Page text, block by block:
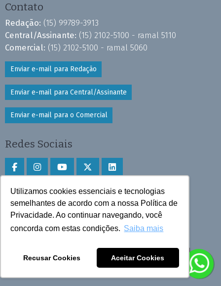
Utilizamos cookies essenciais e tecnologias
semelhantes de acordo com a nossa Política de
Privacidade. Ao continuar navegando, você
concorda com estas condições. Saiba mais
Recusar Cookies Aceitar Cookies
Contato
Redação: (15) 99789-3913
Central/Assinante: (15) 2102-5100 - ramal 5110
Comercial: (15) 2102-5100 - ramal 5060
Enviar e-mail para Redação
Enviar e-mail para Central/Assinante
Enviar e-mail para o Comercial
Redes Sociais
Faça download do aplicativo
Play Store e App Store
Todos os direitos reservados © 2025 Cruzeiro do Sul